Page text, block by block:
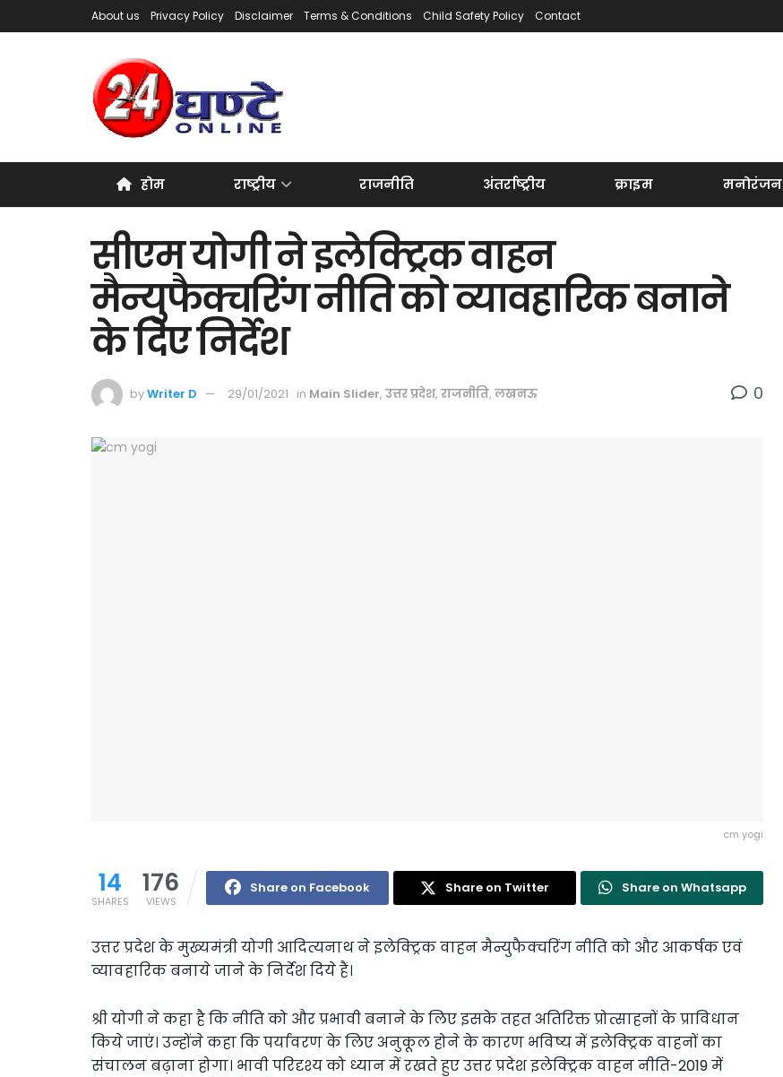
About us Privacy Policy Disclaimer Terms & Conditions Child Safety Policy Contact
होम राष्ट्रीय राजनीति अंतर्राष्ट्रीय क्राइम मनोरंजन
सीएम योगी ने इलेक्ट्रिक वाहन
मैन्युफैक्चरिंग नीति को व्यावहारिक बनाने
के दिए निर्देश
byWriter D 29/01/2021 in Main Slider, उत्तर प्रदेश, राजनीति, लखनऊ 0
cm yogi
14
SHARES
176
VIEWS
Share on Facebook Share on Twitter Share on Whatsapp
उत्तर प्रदेश के मुख्यमंत्री योगी आदित्यनाथ ने इलेक्ट्रिक वाहन मैन्युफैक्चरिंग नीति को और आकर्षक एवं
व्यावहारिक बनाये जाने के निर्देश दिये हैं।
श्री योगी ने कहा है कि नीति को और प्रभावी बनाने के लिए इसके तहत अतिरिक्त प्रोत्साहनों के प्राविधान
किये जाएं। उन्होंने कहा कि पर्यावरण के लिए अनुकूल होने के कारण भविष्य में इलेक्ट्रिक वाहनों का
संचालन बढ़ाना होगा। भावी परिदृश्य को ध्यान में रखते हुए उत्तर प्रदेश इलेक्ट्रिक वाहन नीति-2019 में